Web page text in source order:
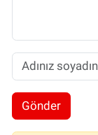
Gönder